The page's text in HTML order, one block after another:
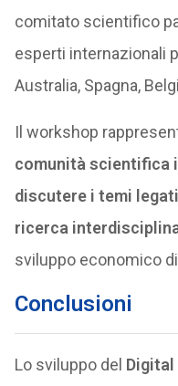
comitato scientifico
esperti internazionali
Australia, Spagna,
Il workshop
comunità scientifica
discutere i temi
ricerca
sviluppo economico
Conclusioni
Lo sviluppo del